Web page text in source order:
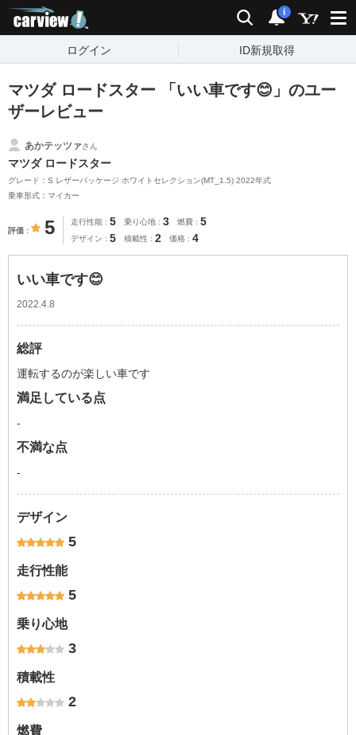
検索 通知
i
ログイン ID新規取得
マツダ ロードスター 「いい車です😊」のユー
ザーレビュー
あかテッツァさん
マツダ ロードスター
グレード：S レザーパッケージ ホワイトセレクション(MT_1.5) 2022年式
乗車形式：マイカー
評価 5 走行性能 5 乗り心地 3 燃費 5
デザイン 5 積載性 2 価格 4
いい車です😊
2022.4.8
総評
運転するのが楽しい車です
満足している点
-
不満な点
-
デザイン
5
走行性能
5
乗り心地
3
積載性
2
燃費